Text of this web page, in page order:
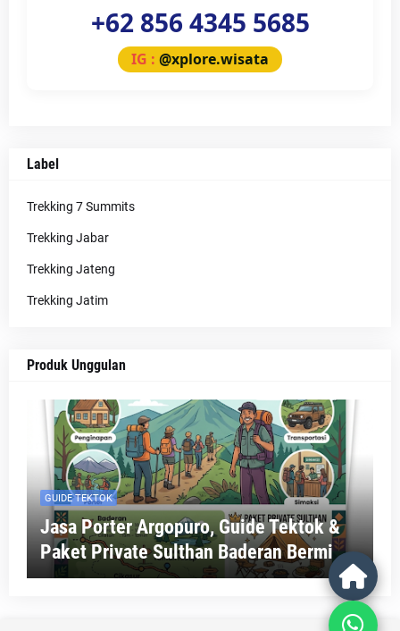
+62 856 4345 5685
IG : @xplore.wisata
Label
Trekking 7 Summits
Trekking Jabar
Trekking Jateng
Trekking Jatim
Produk Unggulan
GUIDE TEKTOK
Jasa Porter Argopuro, Guide Tektok &
Paket Private Sulthan Baderan Bermi